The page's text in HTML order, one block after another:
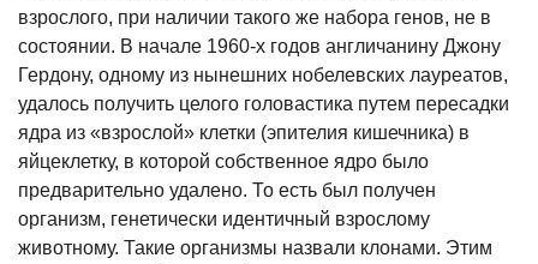
взрослого, при наличии такого же набора генов, не в
состоянии. В начале 1960-х годов англичанину Джону
Гердону, одному из нынешних нобелевских лауреатов,
удалось получить целого головастика путем пересадки
ядра из «взрослой» клетки (эпителия кишечника) в
яйцеклетку, в которой собственное ядро было
предварительно удалено. То есть был получен
организм, генетически идентичный взрослому
животному. Такие организмы назвали клонами. Этим